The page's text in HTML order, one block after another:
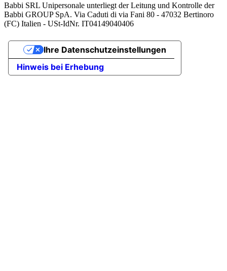
Babbi SRL Unipersonale unterliegt der Leitung und Kontrolle der
Babbi GROUP SpA. Via Caduti di via Fani 80 - 47032 Bertinoro
(FC) Italien - USt-IdNr. IT04149040406
Hinweis bei Erhebung
Ihre Datenschutzeinstellungen